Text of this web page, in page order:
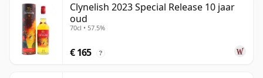
Clynelish 2023 Special Release 10 jaar
oud
70cl • 57.5%
€ 165 ?